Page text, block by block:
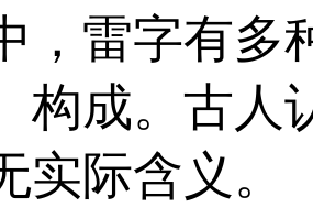
，雷字有多
构成。古
实际含义。